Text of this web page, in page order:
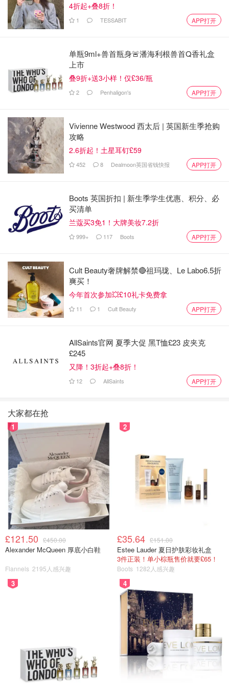
A雅诗兰黛智妍面霜
味道很好闻 我一般晚上用 在精华之后 作为沙漠大干皮的我
面部按摩💆促进吸收！
B 雅诗兰黛小黄瓜面霜
哇 这个面霜简直就是夏日精品 必备神器 味道超好闻 正是小
黄瓜的清香🥒而且面霜自带spf 可以防晒哦 也很滋润 适合干
皮 在早上精华后使用！
4折起+叠8折！
1 TESSABIT APP打开
单瓶9ml+兽首瓶身🚨潘海利根兽首Q香礼盒
上市
叠9折+送3小样！仅£36/瓶
2 Penhaligon's APP打开
Vivienne Westwood 西太后 | 英国新生季抢购
攻略
2.6折起！土星耳钉£59
452 8 Dealmoon英国省钱快报 APP打开
Boots 英国折扣 | 新生季学生优惠、积分、必
买清单
兰蔻买3免1！大牌美妆7.2折
999+ 117 Boots APP打开
Cult Beauty奢牌解禁🔴祖玛珑、Le Labo6.5折
爽买！
今年首次参加💥£10礼卡免费拿
11 1 Cult Beauty APP打开
AllSaints官网 夏季大促 黑T恤£23 皮夹克
£245
又降！3折起+叠8折！
12 AllSaints APP打开
大家都在抢
1
£121.50 £450.00
Alexander McQueen 厚底小白鞋
Flannels 2195人感兴趣
2
£35.64 £151.00
Estee Lauder 夏日护肤彩妆礼盒
3件正装！单小棕瓶售价就要£65！
Boots 1282人感兴趣
3 4